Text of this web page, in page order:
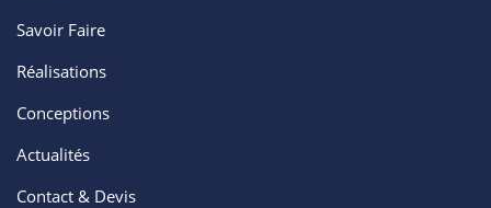
Savoir Faire
Réalisations
Conceptions
Actualités
Contact & Devis